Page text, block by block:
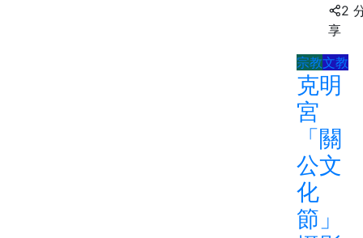
2
享
宗教文教
克明
宮
「關
公文
化
節」